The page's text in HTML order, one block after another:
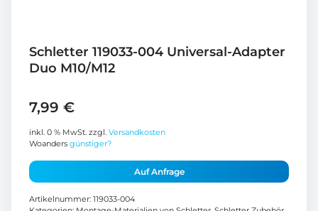
Schletter 119033-004 Universal-Adapter
Duo M10/M12
7,99 €
inkl. 0 % MwSt. zzgl. Versandkosten
Woanders günstiger?
Auf Anfrage
Artikelnummer: 119033-004